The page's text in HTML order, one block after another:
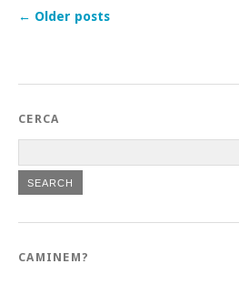
← Older posts
CERCA
CAMINEM?